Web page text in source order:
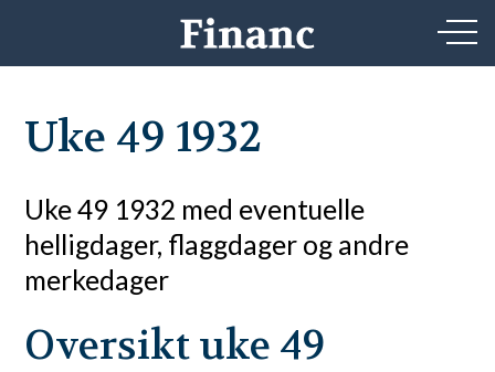
Uke 49 1932
Uke 49 1932 med eventuelle
helligdager, flaggdager og andre
merkedager
Oversikt uke 49